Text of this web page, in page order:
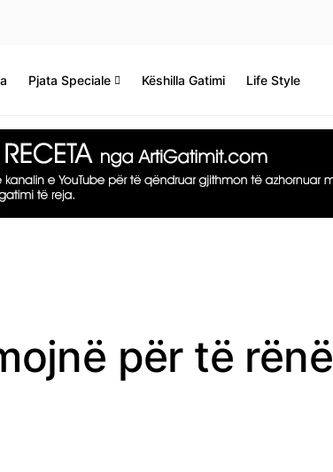
Pjata Speciale Këshilla Gatimi Life Style
për të rënë